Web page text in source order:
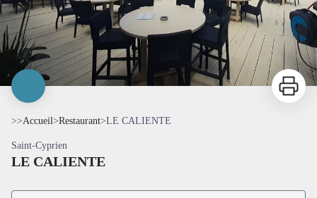
Imprimer
>>Accueil>Restaurant>LE CALIENTE
Saint-Cyprien
LE CALIENTE